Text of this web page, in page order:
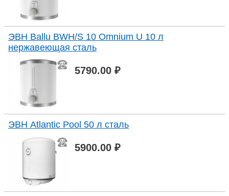
ЭВН Ballu BWH/S 10 Omnium U 10 л
нержавеющая сталь
5790.00 ₽
ЭВН Atlantic Pool 50 л сталь
5900.00 ₽